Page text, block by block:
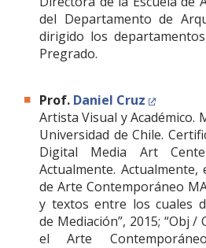
del Departamento de
dirigido los
Pregrado.
Prof. Daniel Cruz
Artista Visual y Académico.
Universidad de Chile.
Digital Media Art
Actualmente.
de Arte Contemporáneo
y textos entre los cuales
de Mediación”, 2015; “Obj
el Arte